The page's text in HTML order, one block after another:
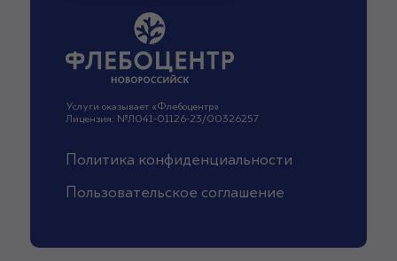
Услуги оказывает «Флебоцентр»
Лицензия: №Л041-01126-23/00326257
Пользовательское соглашение
Политика конфиденциальности